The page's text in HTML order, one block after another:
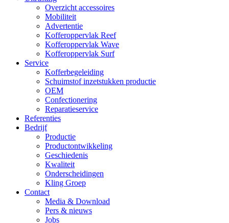
Overzicht accessoires
Mobiliteit
Advertentie
Kofferoppervlak Reef
Kofferoppervlak Wave
Kofferoppervlak Surf
Service
Kofferbegeleiding
Schuimstof inzetstukken productie
OEM
Confectionering
Reparatieservice
Referenties
Bedrijf
Productie
Productontwikkeling
Geschiedenis
Kwaliteit
Onderscheidingen
Kling Groep
Contact
Media & Download
Pers & nieuws
Jobs